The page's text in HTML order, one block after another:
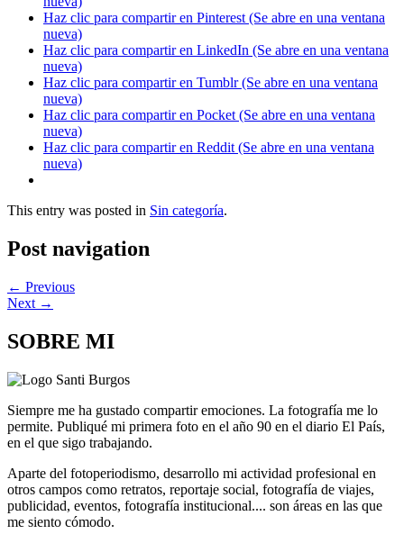
Haz clic para compartir en Pinterest (Se abre en una ventana
nueva)
Haz clic para compartir en LinkedIn (Se abre en una ventana
nueva)
Haz clic para compartir en Tumblr (Se abre en una ventana
nueva)
Haz clic para compartir en Pocket (Se abre en una ventana
nueva)
Haz clic para compartir en Reddit (Se abre en una ventana
nueva)
This entry was posted in Sin categoría.
Post navigation
← Previous
Next →
SOBRE MI
Siempre me ha gustado compartir emociones. La fotografía me lo
permite. Publiqué mi primera foto en el año 90 en el diario El País,
en el que sigo trabajando.
Aparte del fotoperiodismo, desarrollo mi actividad profesional en
otros campos como retratos, reportaje social, fotografía de viajes,
publicidad, eventos, fotografía institucional.... son áreas en las que
me siento cómodo.